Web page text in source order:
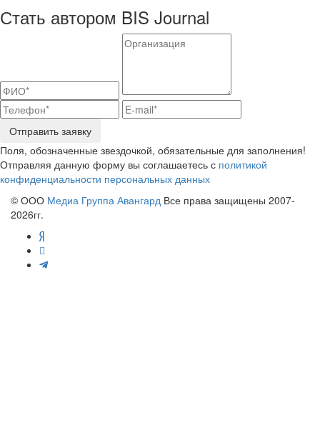
Стать автором BIS Journal
Отправить заявку
Поля, обозначенные звездочкой, обязательные для заполнения!
Отправляя данную форму вы соглашаетесь с политикой
конфиденциальности персональных данных
© ООО Медиа Группа Авангард Все права защищены 2007-
2026гг.